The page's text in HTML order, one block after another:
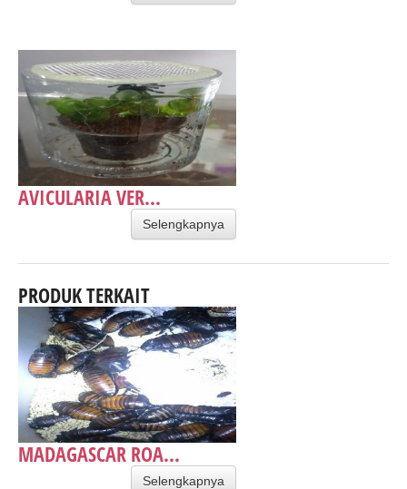
AVICULARIA VER...
Selengkapnya
PRODUK TERKAIT
MADAGASCAR ROA...
Selengkapnya